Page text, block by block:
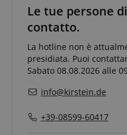
Le tue persone di
contatto.
La hotline non è
presidiata. Puoi
Sabato 08.08.2026 alle
info@kirstein.de
+39-08599-60417